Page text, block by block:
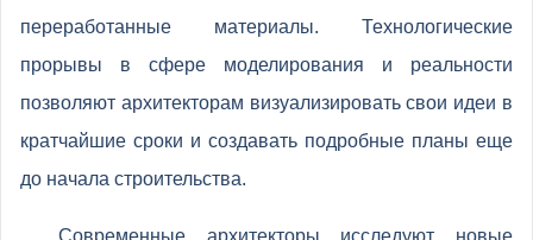
переработанные материалы. Технологические
прорывы в сфере моделирования и реальности
позволяют архитекторам визуализировать свои идеи в
кратчайшие сроки и создавать подробные планы еще
до начала строительства.
Современные архитекторы исследуют новые